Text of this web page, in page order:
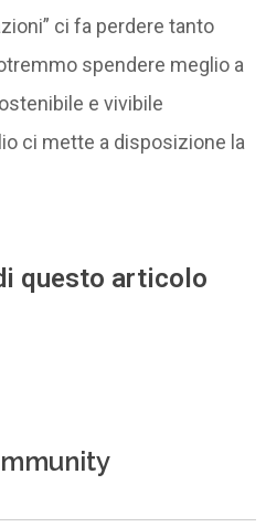
ci fa perdere tanto
spendere meglio a
e vivibile
ci mette a disposizione la
questo articolo